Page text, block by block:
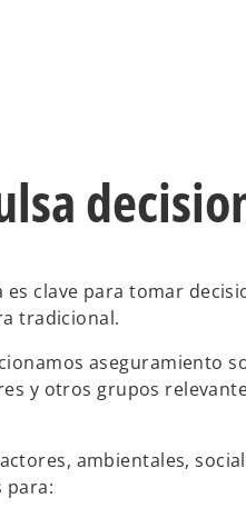
clave para tomar
tradicional.
aseguramiento
y otros grupos
ambientales,
para: